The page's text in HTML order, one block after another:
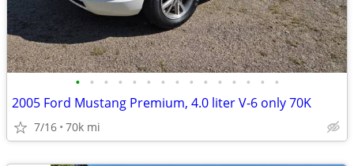
• • • • • • • • • • • • • • •
2005 Ford Mustang Premium, 4.0 liter V-6 only 70K
7/16 70k mi